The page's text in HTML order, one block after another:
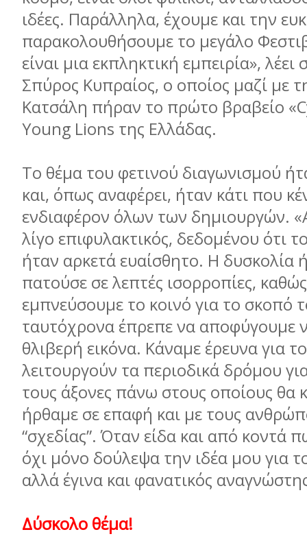
ιδέες. Παράλληλα, έχουμε και την
παρακολουθήσουμε το μεγάλο
είναι μια εκπληκτική εμπειρία», λέει
Σπύρος Κυπραίος, ο οποίος μαζί με
Κατσάλη πήραν το πρώτο βραβείο
Young Lions της Ελλάδας.
Το θέμα του φετινού διαγωνισμού
και, όπως αναφέρει, ήταν κάτι που
ενδιαφέρον όλων των δημιουργών.
λίγο επιφυλακτικός, δεδομένου ότι
ήταν αρκετά ευαίσθητο. Η δυσκολία
πατούσε σε λεπτές ισορροπίες,
εμπνεύσουμε το κοινό για το σκοπό
ταυτόχρονα έπρεπε να αποφύγουμε
θλιβερή εικόνα. Κάναμε έρευνα για
λειτουργούν τα περιοδικά δρόμου
τους άξονες πάνω στους οποίους θα
ήρθαμε σε επαφή και με τους
“σχεδίας”. Όταν είδα και από κοντά
όχι μόνο δούλεψα την ιδέα μου για
αλλά έγινα και φανατικός
Δύσκολο θέμα!